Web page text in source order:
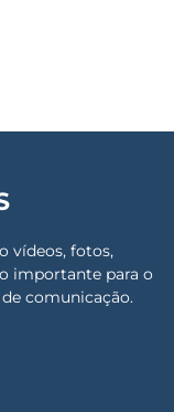
vídeos, fotos,
importante para o
comunicação.